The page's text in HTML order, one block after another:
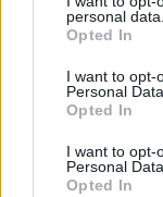
personal data.
Opted In
I want to opt-
Personal Data.
Opted In
I want to opt-
Personal
Opted In